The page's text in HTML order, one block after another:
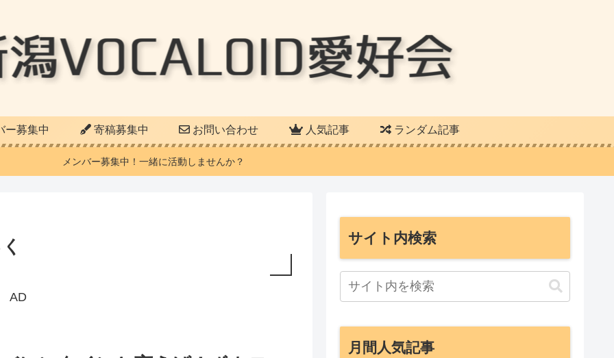
ー募集中 寄稿募集中 お問い合わせ 人気記事 ランダム記事
メンバー募集中！一緒に活動しませんか？
AD
サイト内検索
月間人気記事